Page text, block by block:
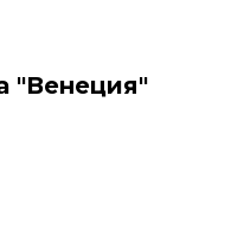
"Венеция"